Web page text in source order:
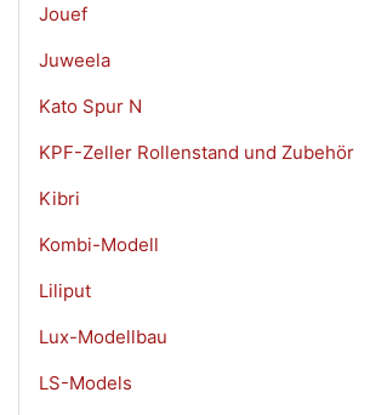
Jouef
Juweela
Kato Spur N
KPF-Zeller Rollenstand und Zubehör
Kibri
Kombi-Modell
Liliput
Lux-Modellbau
LS-Models